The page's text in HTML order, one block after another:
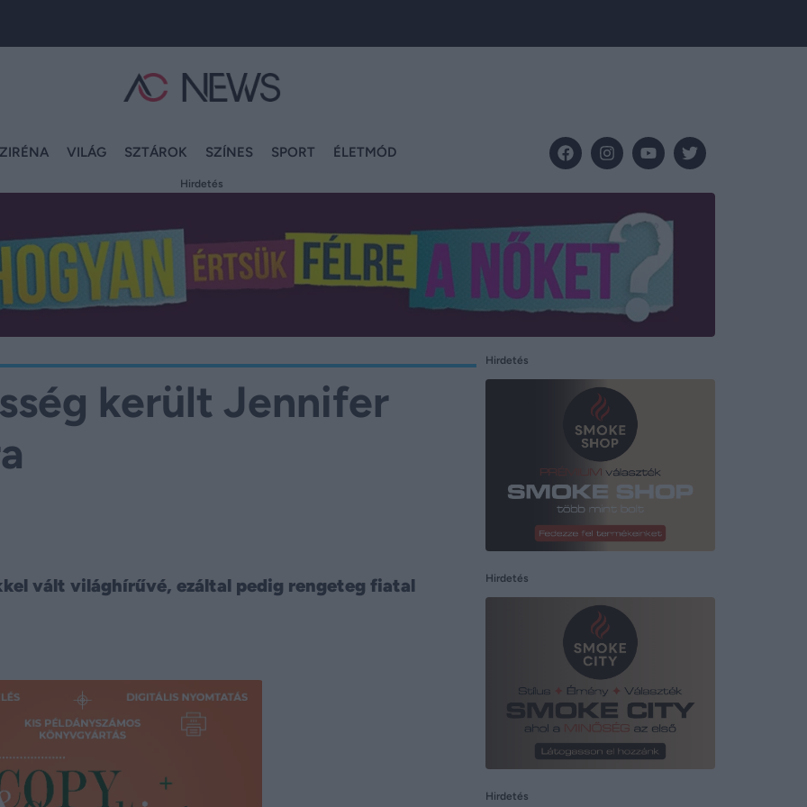
VILÁG SZTÁROK SZÍNES SPORT ÉLETMÓD
Hirdetés
került Jennifer
vált világhírűvé, ezáltal pedig rengeteg fiatal
Hirdetés
Hirdetés
Hirdetés